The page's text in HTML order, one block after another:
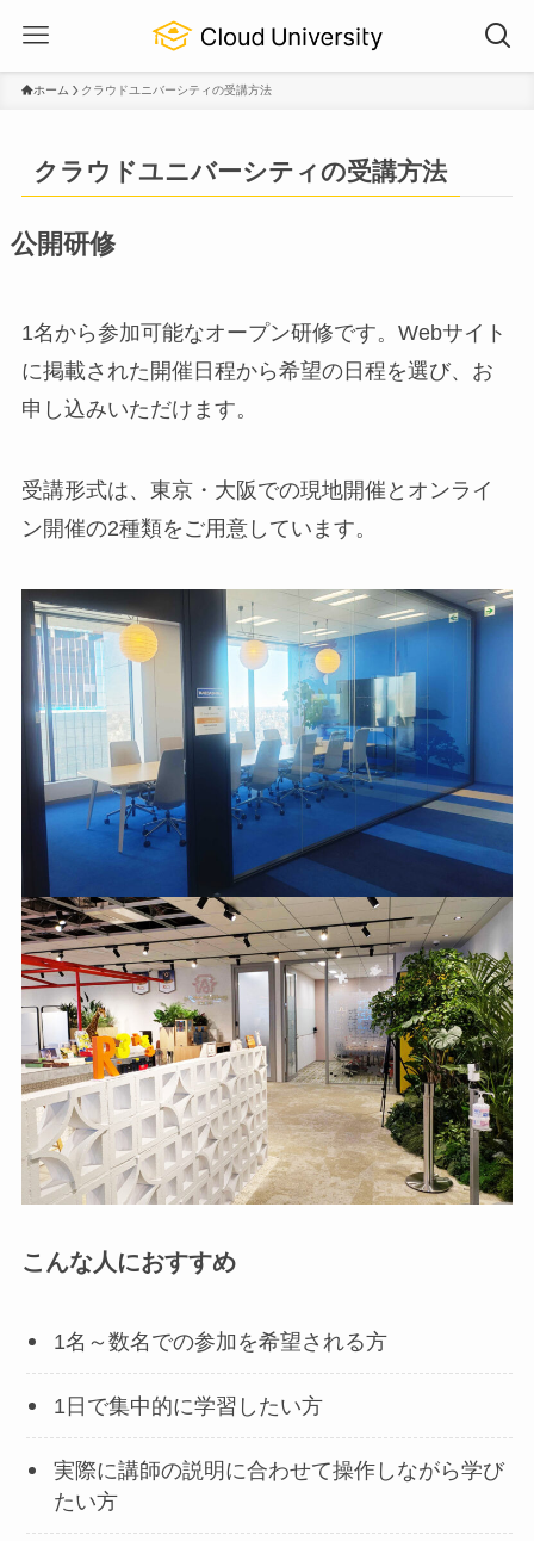
ホーム クラウドユニバーシティの受講方法
クラウドユニバーシティの受講方法
公開研修
1名から参加可能なオープン研修です。Webサイト
に掲載された開催日程から希望の日程を選び、お
申し込みいただけます。
受講形式は、東京・大阪での現地開催とオンライ
ン開催の2種類をご用意しています。
こんな人におすすめ
1名～数名での参加を希望される方
1日で集中的に学習したい方
実際に講師の説明に合わせて操作しながら学び
たい方